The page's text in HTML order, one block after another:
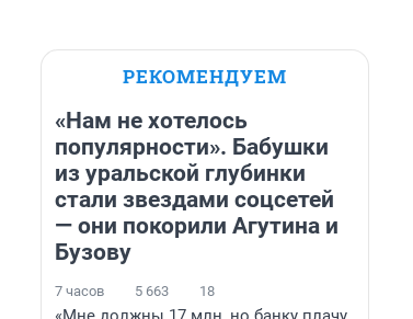
РЕКОМЕНДУЕМ
«Нам не хотелось
популярности». Бабушки
из уральской глубинки
стали звездами соцсетей
— они покорили Агутина и
Бузову
7 часов 5 663 18